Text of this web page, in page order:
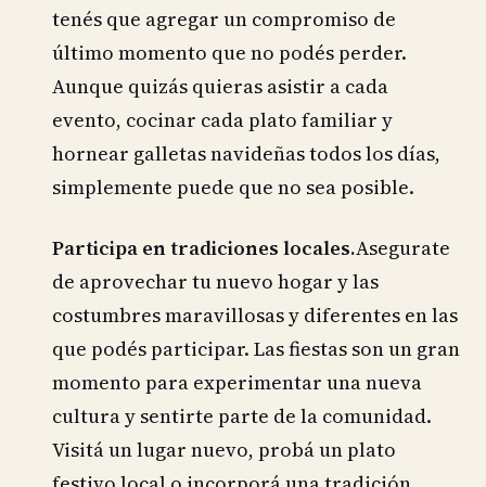
tenés que agregar un compromiso de
último momento que no podés perder.
Aunque quizás quieras asistir a cada
evento, cocinar cada plato familiar y
hornear galletas navideñas todos los días,
simplemente puede que no sea posible.
Participa en tradiciones locales.Asegurate
de aprovechar tu nuevo hogar y las
costumbres maravillosas y diferentes en las
que podés participar. Las fiestas son un gran
momento para experimentar una nueva
cultura y sentirte parte de la comunidad.
Visitá un lugar nuevo, probá un plato